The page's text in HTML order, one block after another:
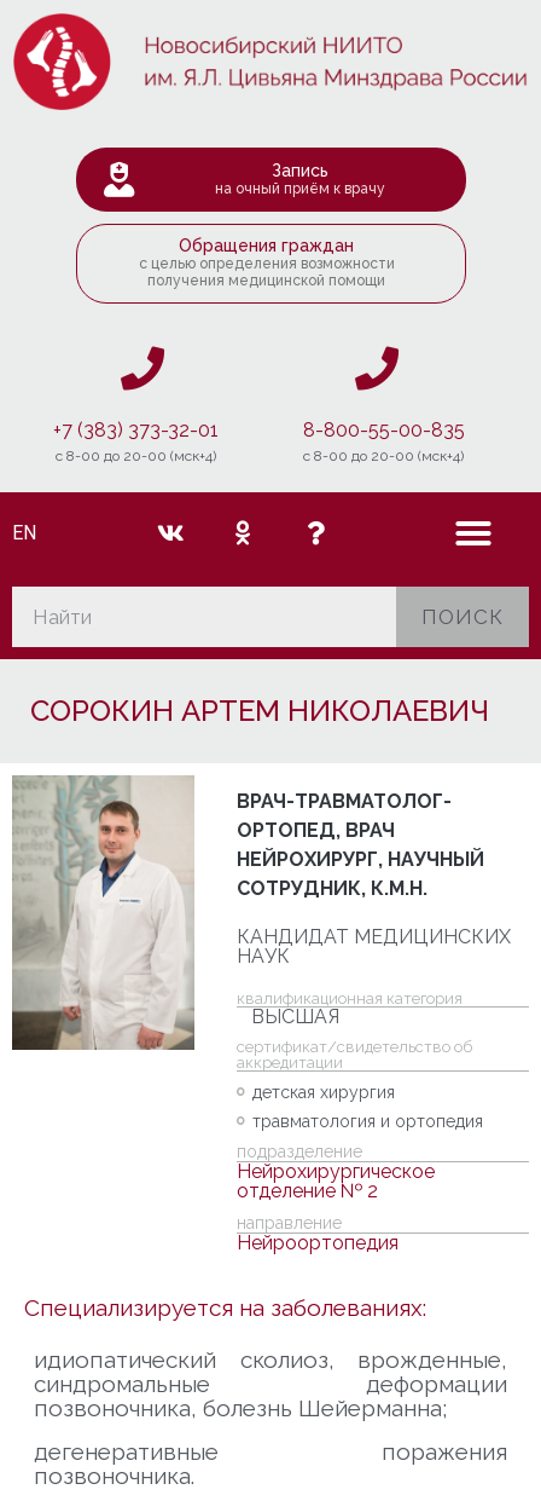
Запись
на очный приём к врачу
Обращения граждан
с целью определения возможности
получения медицинской помощи
+7 (383) 373-32-01
c 8-00 до 20-00 (мск+4)
8-800-55-00-835
c 8-00 до 20-00 (мск+4)
EN
ПОИСК
СОРОКИН АРТЕМ НИКОЛАЕВИЧ
ВРАЧ-ТРАВМАТОЛОГ-
ОРТОПЕД, ВРАЧ
НЕЙРОХИРУРГ, НАУЧНЫЙ
СОТРУДНИК, К.М.Н.
КАНДИДАТ МЕДИЦИНСКИХ
НАУК
квалификационная категория
ВЫСШАЯ
cертификат/свидетельство об
аккредитации
детская хирургия
травматология и ортопедия
подразделение
Нейрохирургическое
отделение № 2
направление
Нейроортопедия
Специализируется на заболеваниях:
идиопатический сколиоз, врожденные,
синдромальные деформации
позвоночника, болезнь Шейерманна;
дегенеративные поражения
позвоночника.